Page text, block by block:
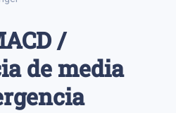
/
de media